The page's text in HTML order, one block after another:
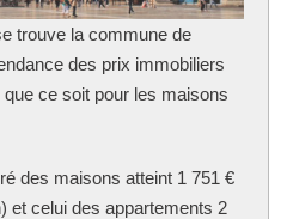
trouve la commune de
des prix immobiliers
que ce soit pour les maisons
des maisons atteint 1 751 €
et celui des appartements 2